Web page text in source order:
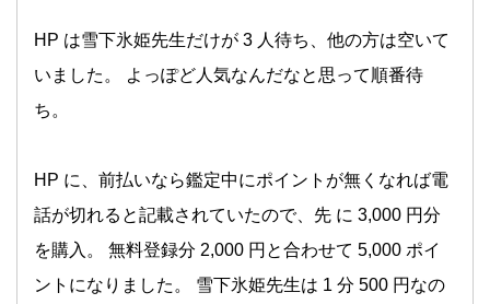
HP は雪下氷姫先生だけが 3 人待ち、他の方は空いて
いました。 よっぽど人気なんだなと思って順番待
ち。
HP に、前払いなら鑑定中にポイントが無くなれば電
話が切れると記載されていたので、先 に 3,000 円分
を購入。 無料登録分 2,000 円と合わせて 5,000 ポイ
ントになりました。 雪下氷姫先生は 1 分 500 円なの